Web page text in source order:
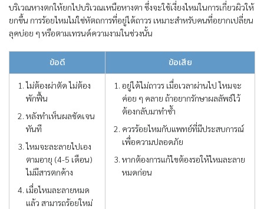
บริเวณหางตกให้ยกไปบริเวณเหนือหางตา ซึ่งจะใช้เงี่ยงไหมในการเกี่ยวผิวให้
ยกขึ้น การร้อยไหมไม่ใช่หัตถการที่อยู่ได้ถาวร เหมาะสำหรับคนที่อยากเปลี่ยน
ลุคบ่อย ๆ หรือตามเทรนด์ความงามในช่วงนั้น
ข้อดี ข้อเสีย
ไม่ต้องผ่าตัด ไม่ต้อง
พักฟื้น
หลังทำเห็นผลชัดเจน
ทันที
ไหมจะละลายไปเอง
ตามอายุ (4-5 เดือน)
ไม่มีสารตกค้าง
เมื่อไหมละลายหมด
แล้ว สามารถร้อยใหม่
อยู่ได้ไม่ถาวร เมื่อเวลาผ่านไป ไหมจะ
ค่อย ๆ คลาย ถ้าอยากรักษาผลลัพธ์ไว้
ต้องกลับมาทำซ้ำ
ควรร้อยไหมกับแพทย์ที่มีประสบการณ์
เพื่อความปลอดภัย
หากต้องการแก้ไขต้องรอให้ไหมละลาย
หมดก่อน